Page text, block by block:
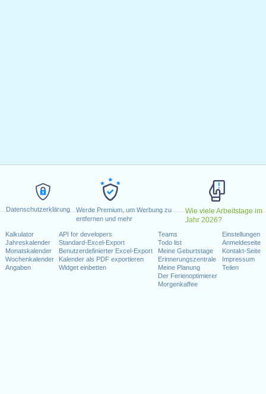
Datenschutzerklärung
Werde Premium, um Werbung zu
entfernen und mehr
Wie viele Arbeitstage im
Jahr 2026?
Kalkulator
Jahreskalender
Monatskalender
Wochenkalender
Angaben
API for developers
Standard-Excel-Export
Benutzerdefinierter Excel-Export
Kalender als PDF exportieren
Widget einbetten
Teams
Todo list
Meine Geburtstage
Erinnerungszentrale
Meine Planung
Der Ferienoptimierer
Morgenkaffee
Einstellungen
Anmeldeseite
Kontakt-Seite
Impressum
Teilen
11, 2021
11, 2021
Dezember 24, 2021
: Freitag, Dezember 31, 2021
fallen